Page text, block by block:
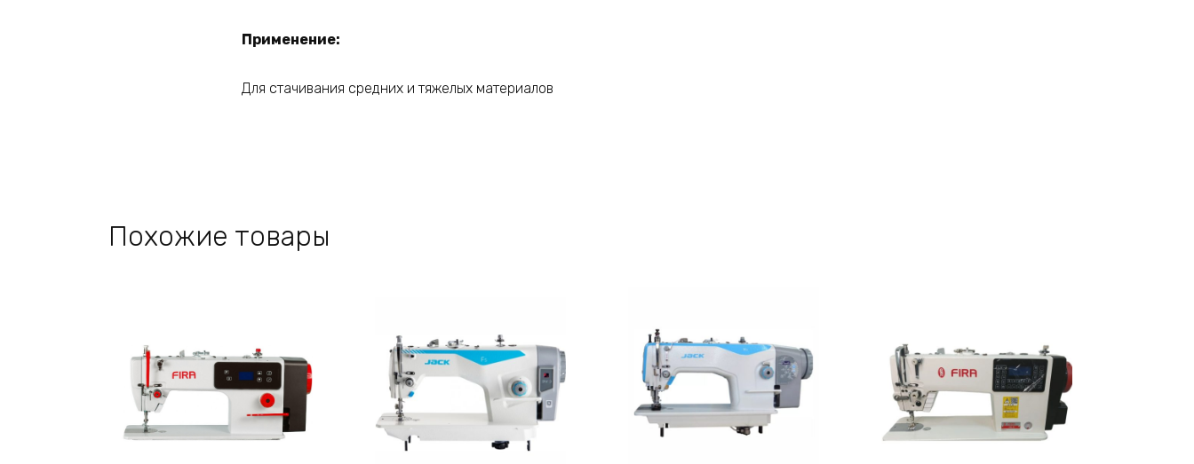
Применение:
Для стачивания средних и тяжелых материалов
Похожие товары